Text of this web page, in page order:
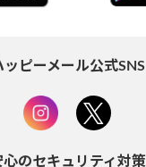
ッピーメール公式SNS
心のセキュリティ対策